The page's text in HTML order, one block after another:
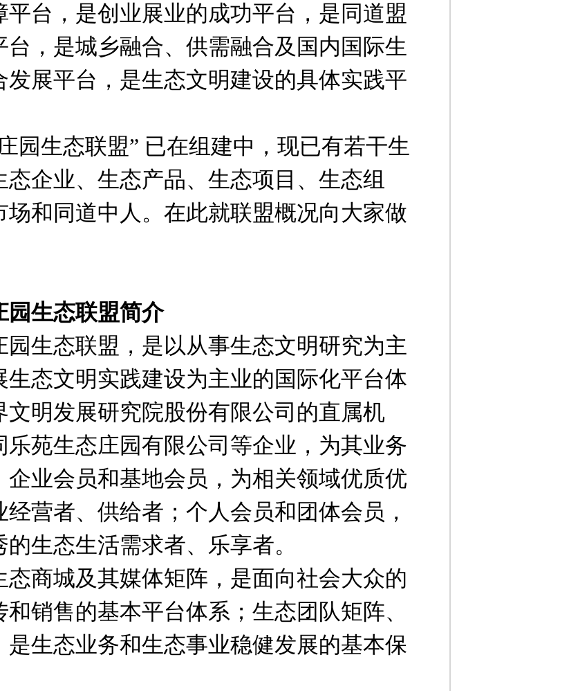
平台，是创业展业的成功平台，是同道盟
台，是城乡融合、供需融合及国内国际生
发展平台，是生态文明建设的具体实践平
园生态联盟” 已在组建中，现已有若干生
态企业、生态产品、生态项目、生态组
和同道中人。 在此就联盟概况向大家做
园生态联盟简介
园生态联盟，是以从事生态文明研究为主
生态文明实践建设为主业的国际化平台体
文明发展研究院股份有限公司的直属机
乐苑生态庄园有限公司等企业，为其业务
企业会员和基地会员，为相关领域优质优
经营者、供给者；个人会员和团体会员，
生态生活需求者、乐享者。
态商城及其媒体矩阵，是面向社会大众的
和销售的基本平台体系；生态团队矩阵、
是生态业务和生态事业稳健发展的基本保